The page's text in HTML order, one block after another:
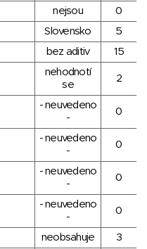
nejsou
0
Slovensko
5
bez aditiv 15
nehodnotí
se
2
- neuvedeno
-
0
- neuvedeno
-
0
- neuvedeno
-
0
- neuvedeno
-
0
neobsahuje
3